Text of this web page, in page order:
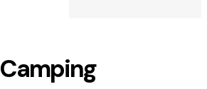
Camping